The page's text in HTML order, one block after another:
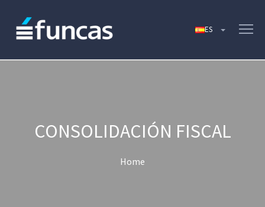
CONSOLIDACIÓN FISCAL
Home